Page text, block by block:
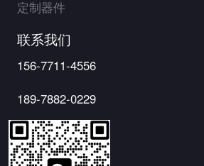
定制器件
联系我们
156-7711-4556
189-7882-0229